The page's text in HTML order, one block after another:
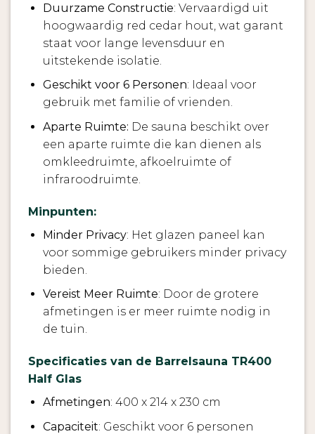
Duurzame Constructie: Vervaardigd uit
hoogwaardig red cedar hout, wat garant
staat voor lange levensduur en
uitstekende isolatie.
Geschikt voor 6 Personen: Ideaal voor
gebruik met familie of vrienden.
Aparte Ruimte: De sauna beschikt over
een aparte ruimte die kan dienen als
omkleedruimte, afkoelruimte of
infraroodruimte.
Minpunten:
Minder Privacy: Het glazen paneel kan
voor sommige gebruikers minder privacy
bieden.
Vereist Meer Ruimte: Door de grotere
afmetingen is er meer ruimte nodig in
de tuin.
Specificaties van de Barrelsauna TR400
Half Glas
Afmetingen: 400 x 214 x 230 cm
Capaciteit: Geschikt voor 6 personen